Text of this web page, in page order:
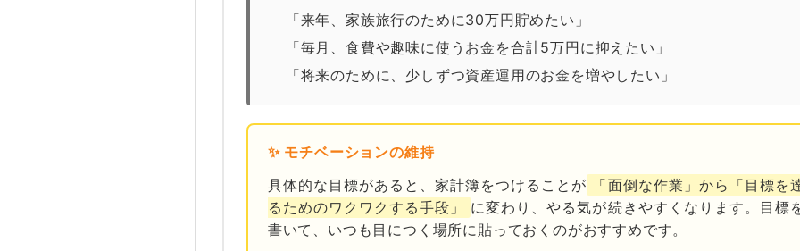
「来年、家族旅行のために30万円貯めたい」
「毎月、食費や趣味に使うお金を合計5万円に抑えたい」
「将来のために、少しずつ資産運用のお金を増やしたい」
✨ モチベーションの維持
具体的な目標があると、家計簿をつけることが
「面倒な作業」から「目標を
るためのワクワクする手段」
に変わり、やる気が続きやすくなります。目標
書いて、いつも目につく場所に貼っておくのがおすすめです。